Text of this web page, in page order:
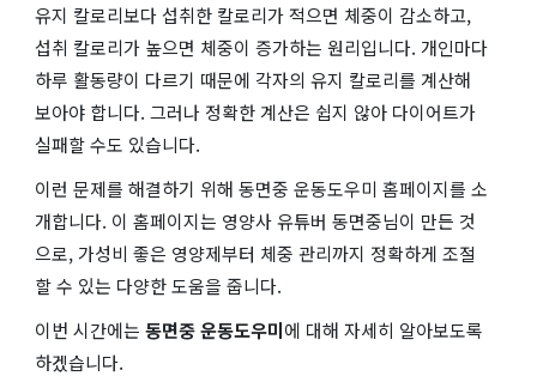
유지 칼로리보다 섭취한 칼로리가 적으면 체중이 감소하고,
섭취 칼로리가 높으면 체중이 증가하는 원리입니다. 개인마다
하루 활동량이 다르기 때문에 각자의 유지 칼로리를 계산해
보아야 합니다. 그러나 정확한 계산은 쉽지 않아 다이어트가
실패할 수도 있습니다.
이런 문제를 해결하기 위해 동면중 운동도우미 홈페이지를 소
개합니다. 이 홈페이지는 영양사 유튜버 동면중님이 만든 것
으로, 가성비 좋은 영양제부터 체중 관리까지 정확하게 조절
할 수 있는 다양한 도움을 줍니다.
이번 시간에는 동면중 운동도우미에 대해 자세히 알아보도록
하겠습니다.